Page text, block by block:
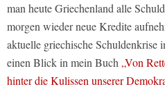
man heute Griechenland alle
morgen wieder neue Kredite
aktuelle griechische Schuldenkrise
einen Blick in mein Buch„Von
hinter die Kulissen unserer